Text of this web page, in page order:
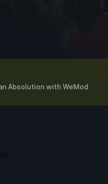
Absolutionwith WeMod